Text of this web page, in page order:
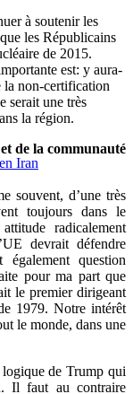
à soutenir les
les Républicains
de 2015.
est: y aura-
la non-certification
serait une très
la région.
Iran
de la communauté
souvent, d’une très
toujours dans le
radicalement
devrait défendre
question
pour ma part que
le premier dirigeant
1979. Notre intérêt
le monde, dans une
logique de Trump qui
Il faut au contraire